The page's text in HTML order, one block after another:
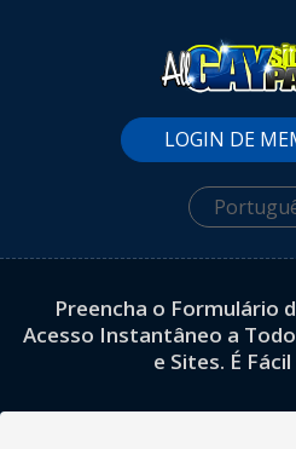
LOGIN DE
Preencha o Formulário
Acesso Instantâneo a
e Sites. É